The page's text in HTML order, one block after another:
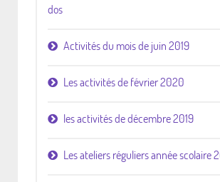
dos
Activités du mois de juin 2019
Les activités de février 2020
les activités de décembre 2019
Les ateliers réguliers année scolaire